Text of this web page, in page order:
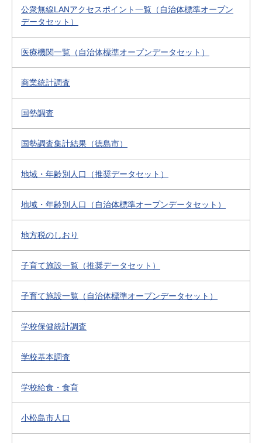
公衆無線LANアクセスポイント一覧（自治体標準オープン
データセット）
医療機関一覧（自治体標準オープンデータセット）
商業統計調査
国勢調査
国勢調査集計結果（徳島市）
地域・年齢別人口（推奨データセット）
地域・年齢別人口（自治体標準オープンデータセット）
地方税のしおり
子育て施設一覧（推奨データセット）
子育て施設一覧（自治体標準オープンデータセット）
学校保健統計調査
学校基本調査
学校給食・食育
小松島市人口